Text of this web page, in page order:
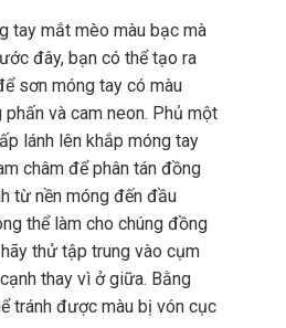
tay mắt mèo màu bạc mà
đây, bạn có thể tạo ra
sơn móng tay có màu
phấn và cam neon. Phủ một
lánh lên khắp móng tay
châm để phân tán đồng
từ nền móng đến đầu
thể làm cho chúng đồng
thử tập trung vào cụm
thay vì ở giữa. Bằng
tránh được màu bị vón cục